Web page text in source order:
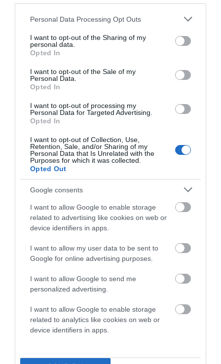
Please note that this website/app uses one or more Google
not limited to your visit or usage behaviour. You may click to
grant or deny consent to Google and its third-party tags to
use your data for below specified purposes in below Google
consent section.
Personal Data Processing Opt Outs
I want to opt-out of the Sharing of my
personal data.
Opted In
I want to opt-out of the Sale of my
Personal Data.
Opted In
I want to opt-out of processing my
Personal Data for Targeted Advertising.
Opted In
I want to opt-out of Collection, Use,
Retention, Sale, and/or Sharing of my
Personal Data that Is Unrelated with the
Purposes for which it was collected.
Opted Out
Google consents
I want to allow Google to enable storage
related to advertising like cookies on web or
device identifiers in apps.
I want to allow my user data to be sent to
Google for online advertising purposes.
I want to allow Google to send me
personalized advertising.
I want to allow Google to enable storage
related to analytics like cookies on web or
device identifiers in apps.
ΣΧΌΛΙΟ
Andriotis
01/06/2021 στις 13:56
Ορισμός του απατεώνα.
ΕΡΩΤΗΣΗ ΕΝ ΑΝΔΡΩ
Αν εννοείτε τον Τραμπ δεν θα
διαφωνήσουμε…
ΑΦΉΣΤΕ ΈΝΑ ΣΧΌΛΙΟ